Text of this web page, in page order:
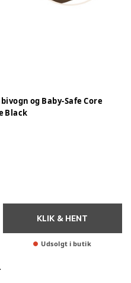
og Baby-Safe Core
Black
KLIK & HENT
Udsolgt i butik